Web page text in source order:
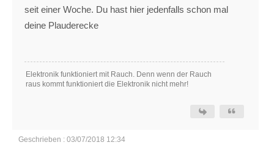
seit einer Woche. Du hast hier jedenfalls schon mal
deine Plauderecke
Elektronik funktioniert mit Rauch. Denn wenn der Rauch
raus kommt funktioniert die Elektronik nicht mehr!
Geschrieben : 03/07/2018 12:34